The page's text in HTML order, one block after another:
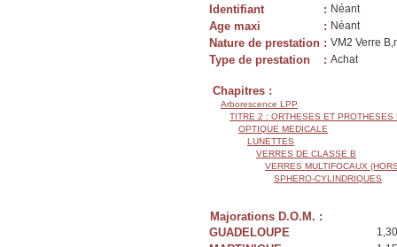
Identifiant : Néant
Age maxi : Néant
Nature de prestation : VM2 Verre
Type de prestation : Achat
Chapitres :
Arborescence LPP
TITRE 2 : ORTHESES ET PROTHESES
OPTIQUE MEDICALE
LUNETTES
VERRES DE CLASSE B
VERRES MULTIFOCAUX
SPHERO-CYLINDRIQUES
Majorations D.O.M. :
GUADELOUPE